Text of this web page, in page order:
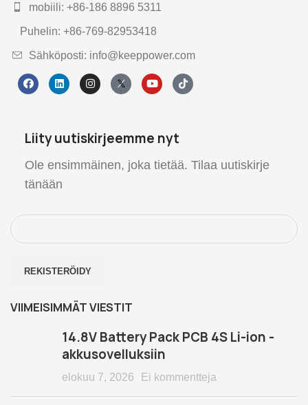
mobiili: +86-186 8896 5311
Puhelin: +86-769-82953418
Sähköposti: info@keeppower.com
Liity uutiskirjeemme nyt
Ole ensimmäinen, joka tietää. Tilaa uutiskirje
tänään
VIIMEISIMMÄT VIESTIT
14.8V Battery Pack PCB 4S Li-ion -
akkusovelluksiin
elokuu 7, 2026 Ei kommentteja